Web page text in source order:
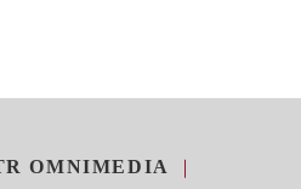
OMNIMEDIA